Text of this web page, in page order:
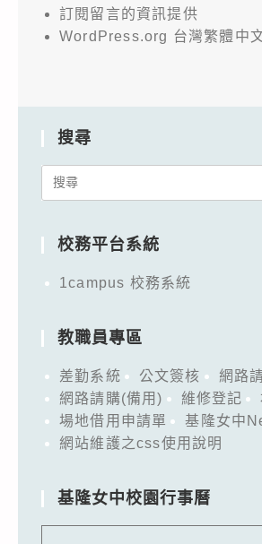
訂閱留言的資訊提供
WordPress.org 台灣繁體中
搜尋
Search
校務平台系統
1campus 校務系統
教職員專區
差勤系統 公文簽核
網路
網路請購(備用)
維修登記
場地借用申請單
基隆女中
網站維護之css使用說明
基隆女中校園行事曆